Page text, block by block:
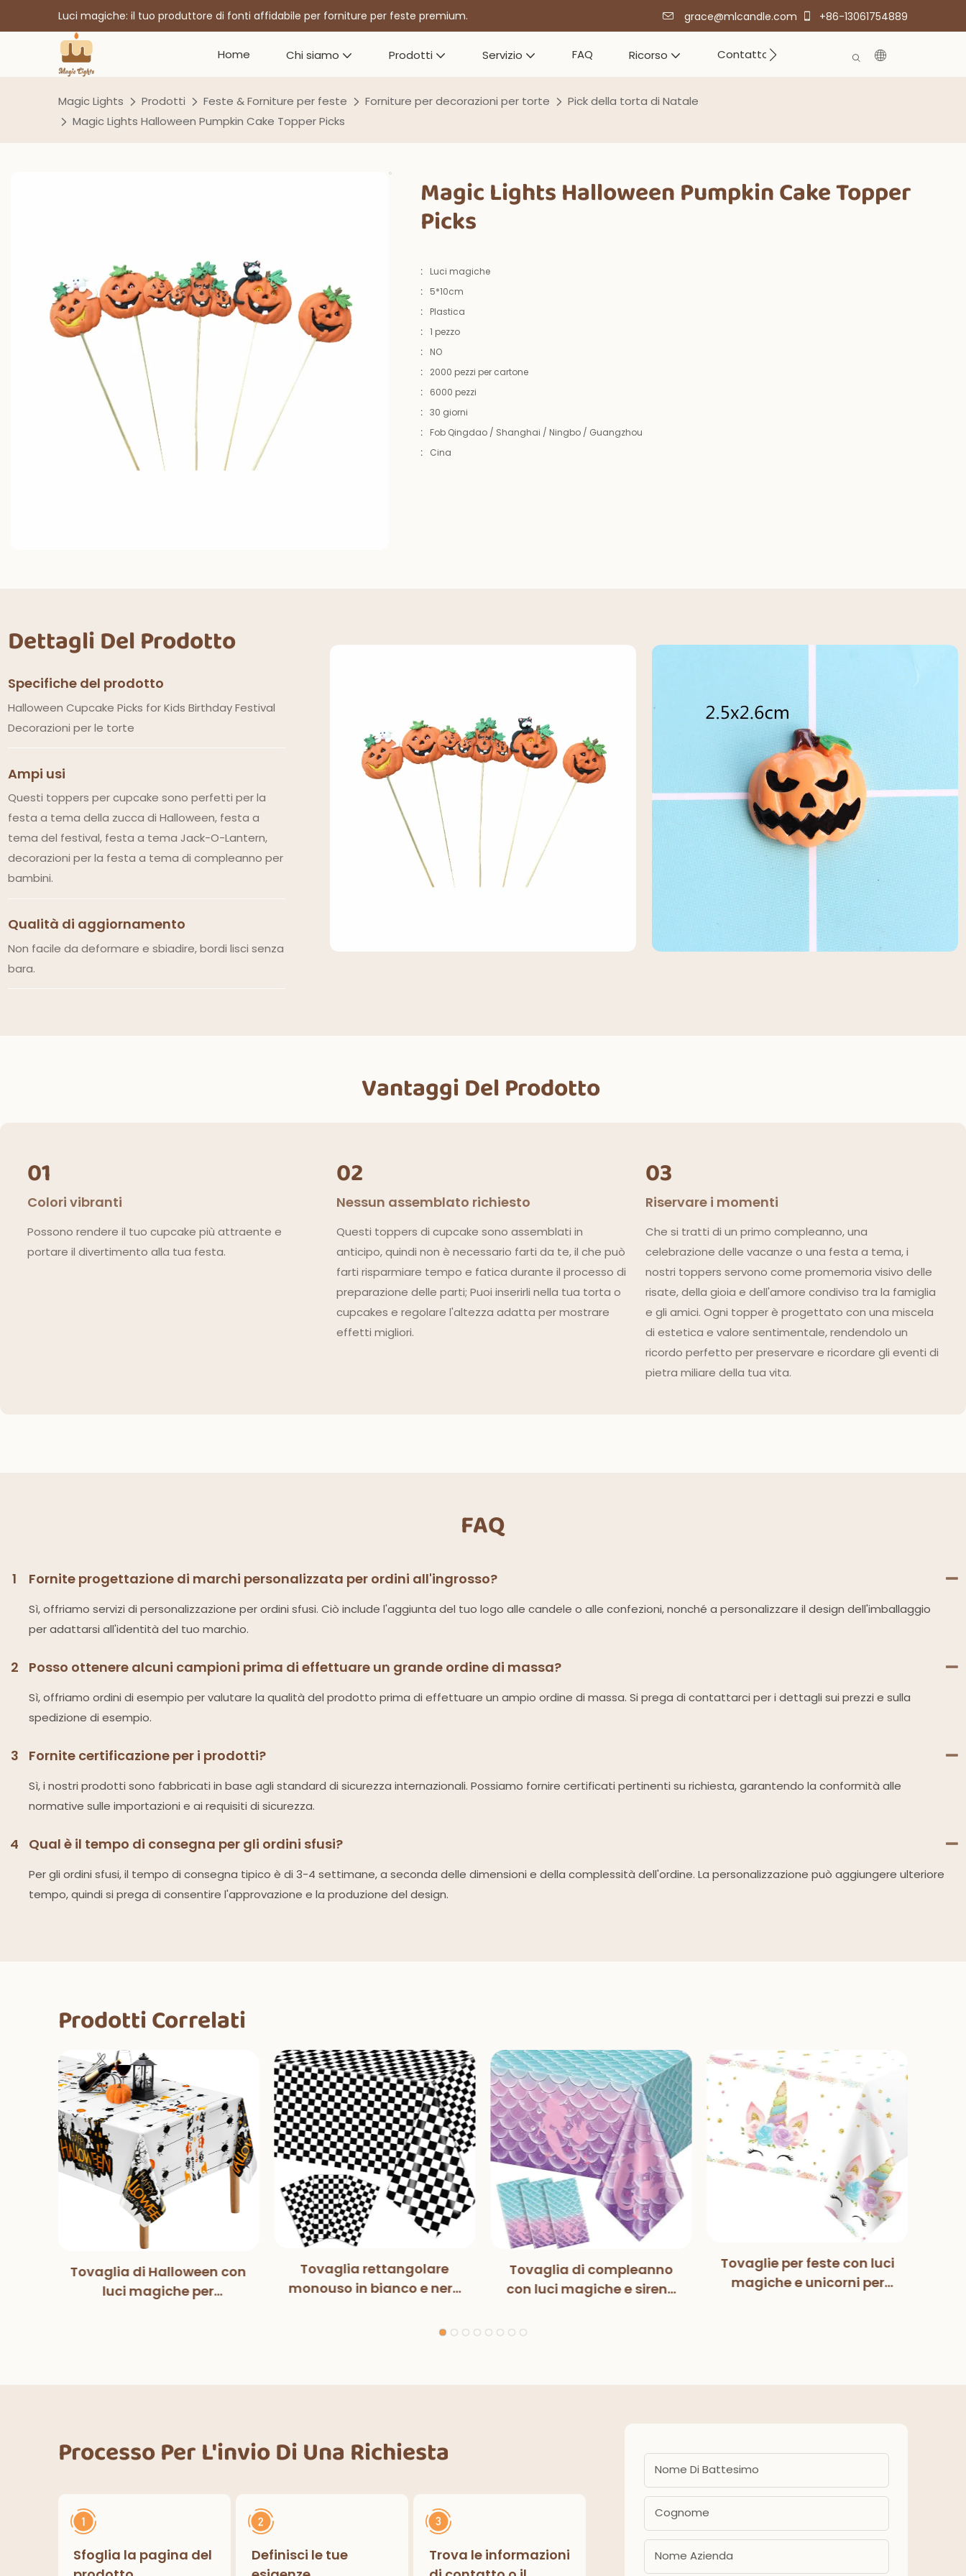
Luci magiche: il tuo produttore di fonti affidabile per forniture per feste premium. grace@mlcandle.com +86-13061754889
Home Chi siamo Prodotti Servizio FAQ Ricorso Contatto
Magic Lights Prodotti Feste & Forniture per feste Forniture per decorazioni per torte
Pick della torta di Natale
Magic Lights Halloween Pumpkin Cake Topper Picks
Magic Lights Halloween Pumpkin Cake Topper
Picks
:
Luci magiche
:
5*10cm
:
Plastica
: 1 pezzo
:
NO
:
2000 pezzi per cartone
:
6000 pezzi
: 30 giorni
:
Fob Qingdao / Shanghai / Ningbo / Guangzhou
:
Cina
Dettagli Del Prodotto
Specifiche del prodotto
Halloween Cupcake Picks for Kids Birthday Festival
Decorazioni per le torte
Ampi usi
Questi toppers per cupcake sono perfetti per la
festa a tema della zucca di Halloween, festa a
tema del festival, festa a tema Jack-O-Lantern,
decorazioni per la festa a tema di compleanno per
bambini.
Qualità di aggiornamento
Non facile da deformare e sbiadire, bordi lisci senza
bara.
Vantaggi Del Prodotto
01
Colori vibranti
Possono rendere il tuo cupcake più attraente e
portare il divertimento alla tua festa.
02
Nessun assemblato richiesto
Questi toppers di cupcake sono assemblati in
anticipo, quindi non è necessario farti da te, il che può
farti risparmiare tempo e fatica durante il processo di
preparazione delle parti; Puoi inserirli nella tua torta o
cupcakes e regolare l'altezza adatta per mostrare
effetti migliori.
03
Riservare i momenti
Che si tratti di un primo compleanno, una
celebrazione delle vacanze o una festa a tema, i
nostri toppers servono come promemoria visivo delle
risate, della gioia e dell'amore condiviso tra la famiglia
e gli amici. Ogni topper è progettato con una miscela
di estetica e valore sentimentale, rendendolo un
ricordo perfetto per preservare e ricordare gli eventi di
pietra miliare della tua vita.
FAQ
1 Fornite progettazione di marchi personalizzata per ordini all'ingrosso?
Sì, offriamo servizi di personalizzazione per ordini sfusi. Ciò include l'aggiunta del tuo logo alle candele o alle confezioni, nonché a personalizzare il design dell'imballaggio
per adattarsi all'identità del tuo marchio.
2 Posso ottenere alcuni campioni prima di effettuare un grande ordine di massa?
Sì, offriamo ordini di esempio per valutare la qualità del prodotto prima di effettuare un ampio ordine di massa. Si prega di contattarci per i dettagli sui prezzi e sulla
spedizione di esempio.
3 Fornite certificazione per i prodotti?
Sì, i nostri prodotti sono fabbricati in base agli standard di sicurezza internazionali. Possiamo fornire certificati pertinenti su richiesta, garantendo la conformità alle
normative sulle importazioni e ai requisiti di sicurezza.
4 Qual è il tempo di consegna per gli ordini sfusi?
Per gli ordini sfusi, il tempo di consegna tipico è di 3-4 settimane, a seconda delle dimensioni e della complessità dell'ordine. La personalizzazione può aggiungere ulteriore
tempo, quindi si prega di consentire l'approvazione e la produzione del design.
Prodotti Correlati
Tovaglia di Halloween con
luci magiche per
Tovaglia rettangolare
monouso in bianco e nero
feste di compleanno,
Tovaglia di compleanno
con luci magiche e sirena
per feste di compleanno
Tovaglie per feste con luci
magiche e unicorni per
Processo Per L'invio Di Una Richiesta
Sfoglia la pagina del
Definisci le tue
Trova le informazioni
Nome Di Battesimo
Cognome
Nome Azienda